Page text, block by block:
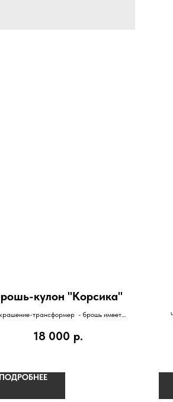
кулон "Корсика"
трансформер - брошь имеет
черный речной жемчуг.
18 000 р.
ПОДРОБНЕЕ